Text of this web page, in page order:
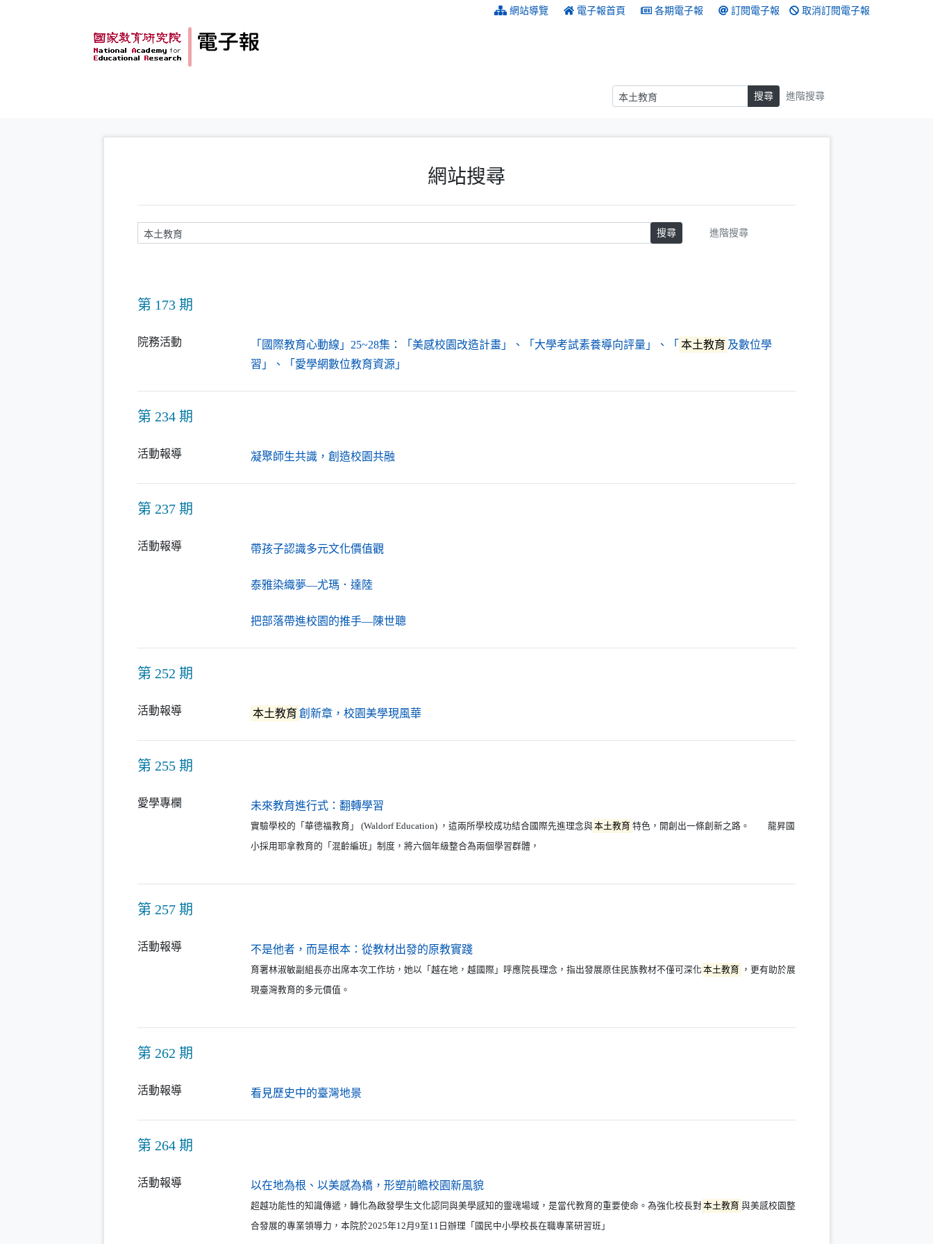
網站導覽 電子報首頁 各期電子報 訂閱電子報 取消訂閱電子報
搜尋 搜尋 進階搜尋
網站搜尋
請輸入關鍵字 搜尋 進階搜尋
第 173 期
院務活動 「國際教育心動線」25~28集：「美感校園改造計畫」、「大學考試素養導向評量」、「 本土教育 及數位學
習」、「愛學網數位教育資源」
第 234 期
活動報導 凝聚師生共識，創造校園共融（另開新視窗）
第 237 期
活動報導 帶孩子認識多元文化價值觀（另開新視窗）
泰雅染織夢—尤瑪．達陸（另開新視窗）
把部落帶進校園的推手—陳世聰（另開新視窗）
第 252 期
活動報導 本土教育 創新章，校園美學現風華（另開新視窗）
第 255 期
愛學專欄 未來教育進行式：翻轉學習（另開新視窗）
實驗學校的「華德福教育」 (Waldorf Education) ，這兩所學校成功結合國際先進理念與本土教育 特色，開創出一條創新之路。 龍昇國
小採用耶拿教育的「混齡編班」制度，將六個年級整合為兩個學習群體，
第 257 期
活動報導 不是他者，而是根本：從教材出發的原教實踐（另開新視窗）
育署林淑敏副組長亦出席本次工作坊，她以「越在地，越國際」呼應院長理念，指出發展原住民族教材不僅可深化 本土教育 ，更有助於展
現臺灣教育的多元價值。
第 262 期
活動報導 看見歷史中的臺灣地景（另開新視窗）
第 264 期
活動報導 以在地為根、以美感為橋，形塑前瞻校園新風貌（另開新視窗）
超越功能性的知識傳遞，轉化為啟發學生文化認同與美學感知的靈魂場域，是當代教育的重要使命。為強化校長對本土教育 與美感校園整
合發展的專業領導力，本院於2025年12月9至11日辦理「國民中小學校長在職專業研習班」